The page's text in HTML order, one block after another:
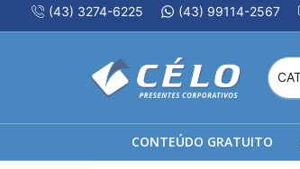
(43) 3274-6225 (43) 99114-2567
CONTEÚDO GRATUITO